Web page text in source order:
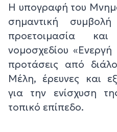
Η υπογραφή του
σημαντική
προετοιμασία
νομοσχεδίου
προτάσεις από
Μέλη, έρευνες και
για την ενίσχυση
τοπικό επίπεδο.